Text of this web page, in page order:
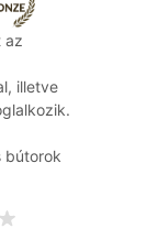
az
illetve
bútorok